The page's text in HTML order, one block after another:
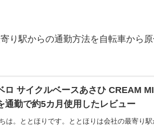
り駅からの通勤方法を自転車から
ロ サイクルベースあさひ CREAM
通勤で約5カ月使用したレビュー
は。ととほりです。ととほりは会社の最寄り